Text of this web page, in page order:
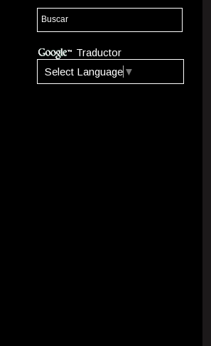
Traductor
Select Language ▼